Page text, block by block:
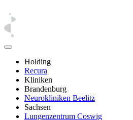
Holding
Recura
Kliniken
Brandenburg
Neurokliniken Beelitz
Sachsen
Lungenzentrum Coswig